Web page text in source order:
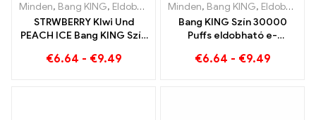
Minden, Bang KING, Eldobható e-cigaretta Litvánia ,Eldobható
STRWBERRY KIwi Und
PEACH ICE Bang KING Szín
cigaretta – Kettős íz az
€6.64 - €9.49
Minden, Bang KING, Eldobható e-cigaretta Litvánia
Bang KING Szín 30000
Puffs eldobható e-
görögdinnye és a frissítő
€6.64 - €9.49